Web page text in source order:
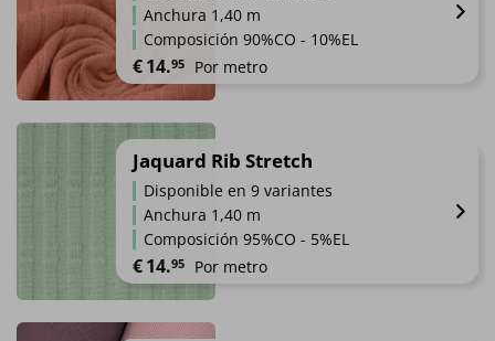
de
producto
Las
opciones
se
la
página
de
producto
Anchura 1,40 m
Composición 90%CO - 10%EL
€14.95 Por metro
tiene
múltiples
variantes.
Las
opciones
se
Jaquard Rib Stretch
Disponible en 9 variantes
Anchura 1,40 m
Composición 95%CO - 5%EL
€14.95 Por metro